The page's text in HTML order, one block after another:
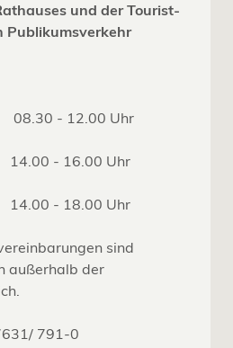
und der Tourist-
Publikumsverkehr
08.30 - 12.00 Uhr
- 16.00 Uhr
- 18.00 Uhr
sind
außerhalb der
791-0